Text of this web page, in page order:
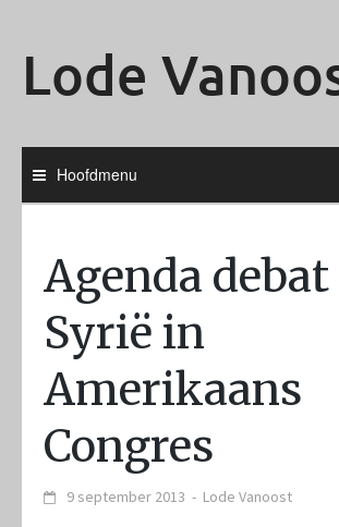
Lode
Hoofdmenu
Agenda debat
Syrië in
Amerikaans
Congres
9 september 2013 - Lode Vanoost